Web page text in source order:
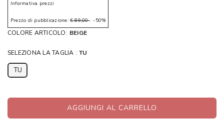
Informativa prezzi
Prezzo di pubblicazione: € 89,00-50%
COLORE ARTICOLO: BEIGE
SELEZIONA LA TAGLIA : TU
TU
AGGIUNGI AL CARRELLO